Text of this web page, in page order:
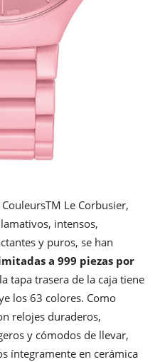
Le Corbusier,
intensos,
y puros, se han
a 999 piezas por
tapa trasera de la caja tiene
los 63 colores. Como
relojes duraderos,
y cómodos de llevar,
íntegramente en cerámica